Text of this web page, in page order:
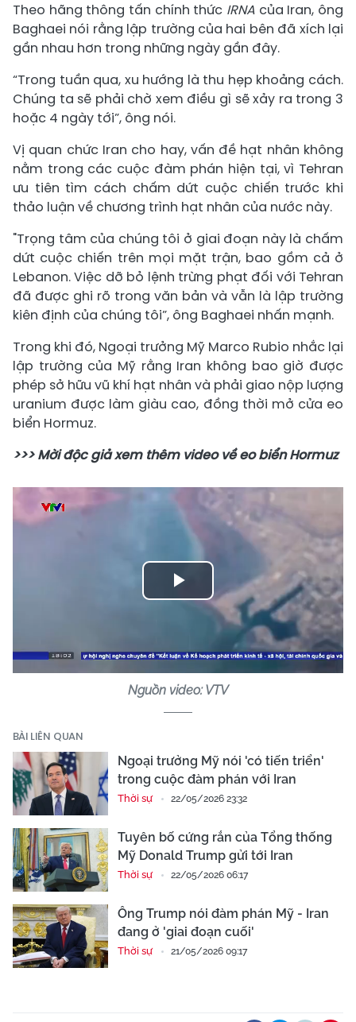
Theo hãng thông tấn chính thức IRNA của Iran, ông
Baghaei nói rằng lập trường của hai bên đã xích lại
gần nhau hơn trong những ngày gần đây.
“Trong tuần qua, xu hướng là thu hẹp khoảng cách.
Chúng ta sẽ phải chờ xem điều gì sẽ xảy ra trong 3
hoặc 4 ngày tới”, ông nói.
Vị quan chức Iran cho hay, vấn đề hạt nhân không
nằm trong các cuộc đàm phán hiện tại, vì Tehran
ưu tiên tìm cách chấm dứt cuộc chiến trước khi
thảo luận về chương trình hạt nhân của nước này.
"Trọng tâm của chúng tôi ở giai đoạn này là chấm
dứt cuộc chiến trên mọi mặt trận, bao gồm cả ở
Lebanon. Việc dỡ bỏ lệnh trừng phạt đối với Tehran
đã được ghi rõ trong văn bản và vẫn là lập trường
kiên định của chúng tôi”, ông Baghaei nhấn mạnh.
Trong khi đó, Ngoại trưởng Mỹ Marco Rubio nhắc lại
lập trường của Mỹ rằng Iran không bao giờ được
phép sở hữu vũ khí hạt nhân và phải giao nộp lượng
uranium được làm giàu cao, đồng thời mở cửa eo
biển Hormuz.
>>> Mời độc giả xem thêm video về eo biển Hormuz
Play
Video
Nguồn video: VTV
BÀI LIÊN QUAN
Ngoại trưởng Mỹ nói 'có tiến triển'
trong cuộc đàm phán với Iran
Thời sự 22/05/2026 23:32
Tuyên bố cứng rắn của Tổng thống
Mỹ Donald Trump gửi tới Iran
Thời sự 22/05/2026 06:17
Ông Trump nói đàm phán Mỹ - Iran
đang ở 'giai đoạn cuối'
Thời sự 21/05/2026 09:17